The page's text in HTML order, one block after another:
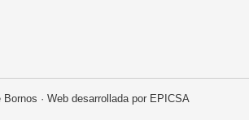
· Web desarrollada por EPICSA